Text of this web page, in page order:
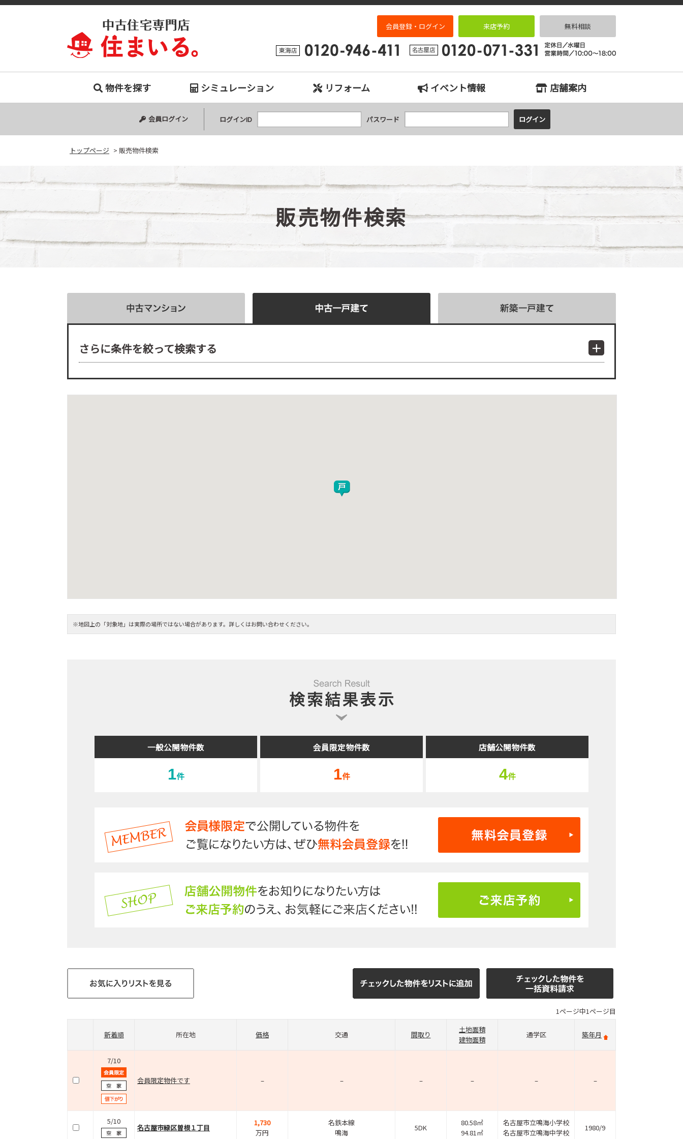
販売物件検索｜名古屋市、日進市、東郷町、豊明市、長久手市、東海市、大府市の中古住宅専門店 住まいる
会員登録・ログイン 来店予約 無料相談
物件を探す
中古マンション
中古一戸建て
新築一戸建て
シミュレーション リフォーム イベント情報 店舗案内
会員ログイン ログインID パスワード
トップページ > 販売物件検索
販売物件検索
さらに条件を絞って検索する
※地図上の「対象地」は実際の場所ではない場合があります。詳しくはお問い合わせください。
一般公開物件数
1件
会員限定物件数
1件
店舗公開物件数
4件
1ページ中1ページ目
新着順 所在地 価格 交通 間取り
土地面積
建物面積
通学区 築年月
7/10
会員限定物件です – – – – – –
5/10
名古屋市緑区曽根１丁目
1,730
万円
名鉄本線
鳴海
5DK
80.58㎡
94.81㎡
名古屋市立鳴海小学校
名古屋市立鳴海中学校
1980/9